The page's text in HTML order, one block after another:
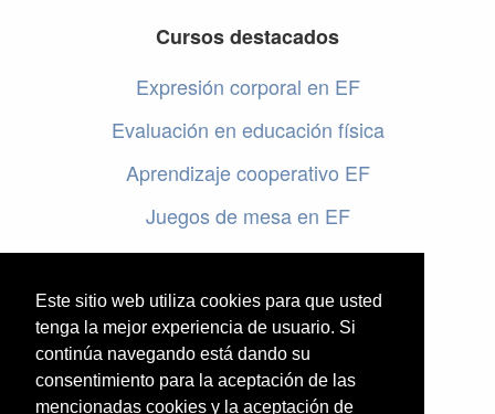
Este sitio web utiliza cookies para que usted
tenga la mejor experiencia de usuario. Si
continúa navegando está dando su
consentimiento para la aceptación de las
mencionadas cookies y la aceptación de
Cursos destacados
Expresión corporal en EF
Evaluación en educación física
Aprendizaje cooperativo EF
Juegos de mesa en EF
Programar en EF
Cursos online de educación física
Artículos destacados